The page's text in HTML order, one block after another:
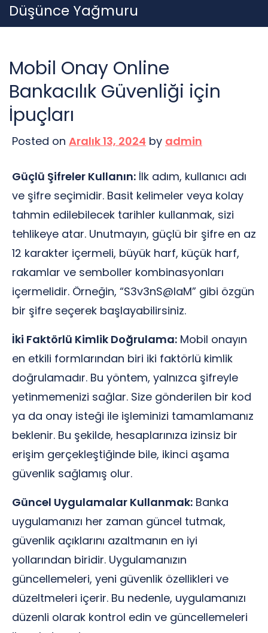
Skip
to
Düşünce Yağmuru
Mobil Onay Online
Bankacılık Güvenliği için
İpuçları
Posted on Aralık 13, 2024 by admin
Güçlü Şifreler Kullanın: İlk adım, kullanıcı adı
ve şifre seçimidir. Basit kelimeler veya kolay
tahmin edilebilecek tarihler kullanmak, sizi
tehlikeye atar. Unutmayın, güçlü bir şifre en az
12 karakter içermeli, büyük harf, küçük harf,
rakamlar ve semboller kombinasyonları
içermelidir. Örneğin, “S3v3nS@laM” gibi özgün
bir şifre seçerek başlayabilirsiniz.
İki Faktörlü Kimlik Doğrulama: Mobil onayın
en etkili formlarından biri iki faktörlü kimlik
doğrulamadır. Bu yöntem, yalnızca şifreyle
yetinmemenizi sağlar. Size gönderilen bir kod
ya da onay isteği ile işleminizi tamamlamanız
beklenir. Bu şekilde, hesaplarınıza izinsiz bir
erişim gerçekleştiğinde bile, ikinci aşama
güvenlik sağlamış olur.
Güncel Uygulamalar Kullanmak: Banka
uygulamanızı her zaman güncel tutmak,
güvenlik açıklarını azaltmanın en iyi
yollarından biridir. Uygulamanızın
güncellemeleri, yeni güvenlik özellikleri ve
düzeltmeleri içerir. Bu nedenle, uygulamanızı
düzenli olarak kontrol edin ve güncellemeleri